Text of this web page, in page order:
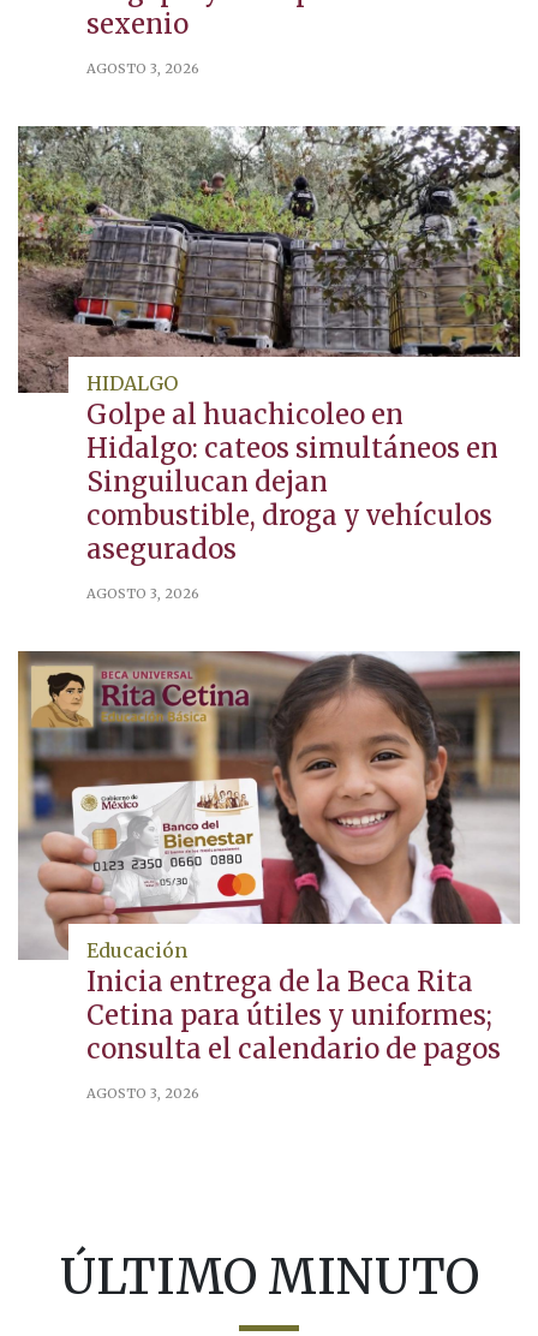
sexenio
AGOSTO 3, 2026
HIDALGO
Golpe al huachicoleo en
Hidalgo: cateos simultáneos en
Singuilucan dejan
combustible, droga y vehículos
asegurados
AGOSTO 3, 2026
Educación
Inicia entrega de la Beca Rita
Cetina para útiles y uniformes;
consulta el calendario de pagos
AGOSTO 3, 2026
ÚLTIMO MINUTO